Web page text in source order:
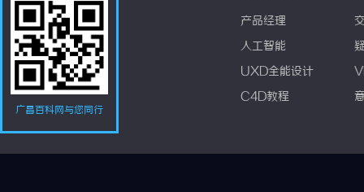
广昌百科网与您同行
产品经理
人工智能
UXD全能设计
C4D教程